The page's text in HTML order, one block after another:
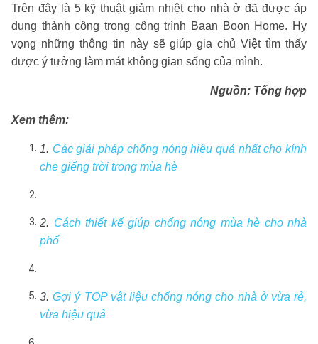
Trên đây là 5 kỹ thuật giảm nhiệt cho nhà ở đã được áp
dụng thành công trong công trình Baan Boon Home. Hy
vọng những thông tin này sẽ giúp gia chủ Việt tìm thấy
được ý tưởng làm mát không gian sống của mình.
Nguồn: Tổng hợp
Xem thêm:
1. Các giải pháp chống nóng hiệu quả nhất cho kính
che giếng trời trong mùa hè
2. Cách thiết kế giúp chống nóng mùa hè cho nhà
phố
3.Gợi ý TOP vật liệu chống nóng cho nhà ở vừa rẻ,
vừa hiệu quả